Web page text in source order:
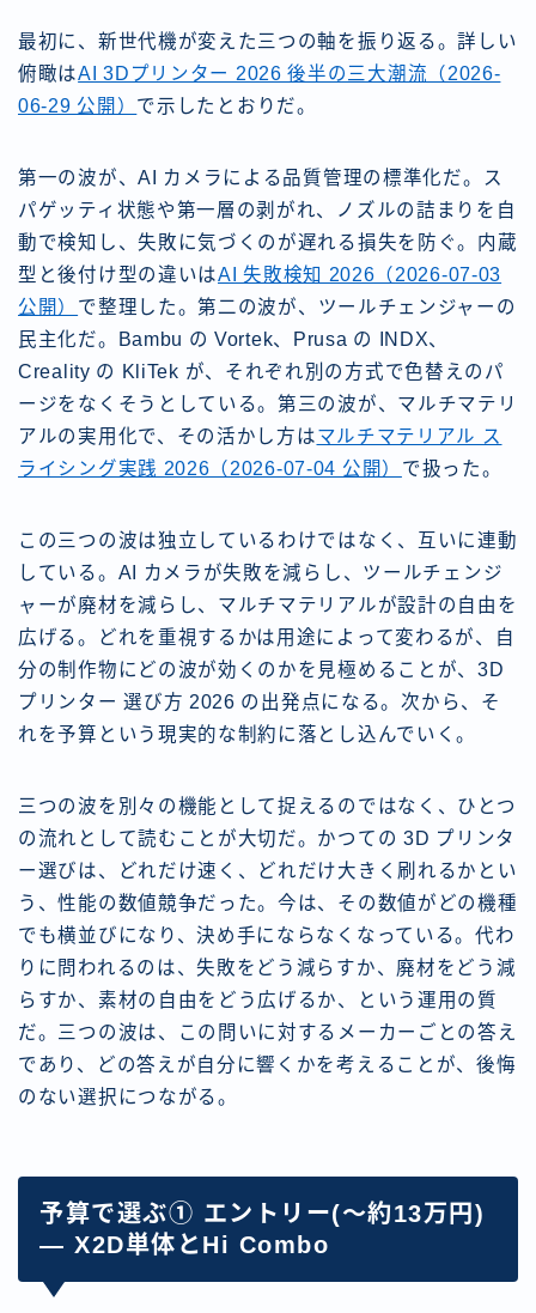
最初に、新世代機が変えた三つの軸を振り返る。詳しい
俯瞰はAI 3Dプリンター 2026 後半の三大潮流（2026-
06-29 公開） で示したとおりだ。
第一の波が、AI カメラによる品質管理の標準化だ。ス
パゲッティ状態や第一層の剥がれ、ノズルの詰まりを自
動で検知し、失敗に気づくのが遅れる損失を防ぐ。内蔵
型と後付け型の違いはAI 失敗検知 2026（2026-07-03
公開） で整理した。第二の波が、ツールチェンジャーの
民主化だ。Bambu の Vortek、Prusa の INDX、
Creality の KliTek が、それぞれ別の方式で色替えのパ
ージをなくそうとしている。第三の波が、マルチマテリ
アルの実用化で、その活かし方はマルチマテリアル ス
ライシング実践 2026（2026-07-04 公開） で扱った。
この三つの波は独立しているわけではなく、互いに連動
している。AI カメラが失敗を減らし、ツールチェンジ
ャーが廃材を減らし、マルチマテリアルが設計の自由を
広げる。どれを重視するかは用途によって変わるが、自
分の制作物にどの波が効くのかを見極めることが、3D
プリンター 選び方 2026 の出発点になる。次から、そ
れを予算という現実的な制約に落とし込んでいく。
三つの波を別々の機能として捉えるのではなく、ひとつ
の流れとして読むことが大切だ。かつての 3D プリンタ
ー選びは、どれだけ速く、どれだけ大きく刷れるかとい
う、性能の数値競争だった。今は、その数値がどの機種
でも横並びになり、決め手にならなくなっている。代わ
りに問われるのは、失敗をどう減らすか、廃材をどう減
らすか、素材の自由をどう広げるか、という運用の質
だ。三つの波は、この問いに対するメーカーごとの答え
であり、どの答えが自分に響くかを考えることが、後悔
のない選択につながる。
予算で選ぶ① エントリー(〜約13万円)
— X2D単体とHi Combo